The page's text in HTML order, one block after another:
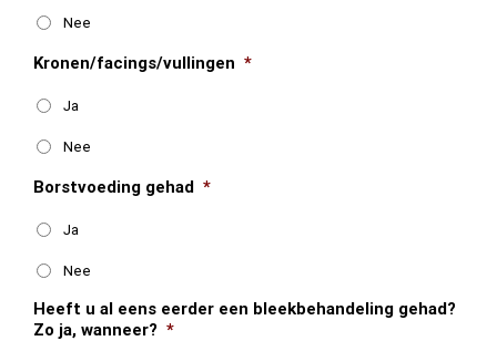
Nee
Kronen/facings/vullingen *
Ja
Nee
Borstvoeding gehad *
Ja
Nee
Heeft u al eens eerder een bleekbehandeling gehad?
Zo ja, wanneer? *